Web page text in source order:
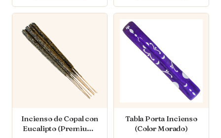
Incienso de Copal con
Eucalipto (Premium)
Tabla Porta Incienso
(Color Morado)